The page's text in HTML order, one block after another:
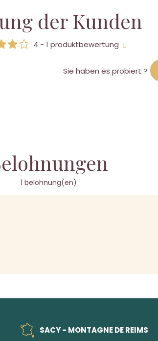
der Kunden
4 - 1 produktbewertung
Sie haben es probiert ?
1 belohnung(en)
SACY - MONTAGNE DE REIMS